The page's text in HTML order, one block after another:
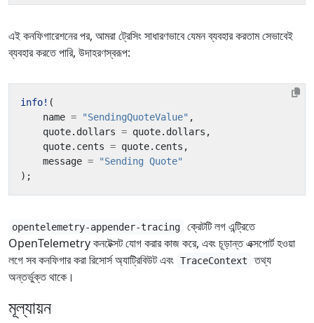
এই কনফিগারেশনের পর, আমরা ট্রেসিং সাধারণভাবে যেমন ব্যবহার করতাম সেভাবেই
ব্যবহার করতে পারি, উদাহরণস্বরূপ:
info! (
name = "SendingQuoteValue" ,
quote. dollars = quote. dollars ,
quote. cents = quote. cents ,
message =
"Sending Quote"
);
opentelemetry-appender-tracing
ক্রেটটি লগ এন্ট্রিতে
OpenTelemetry কনটেক্সট যোগ করার কাজ করে, এবং চূড়ান্ত এক্সপোর্ট হওয়া
লগে সব কনফিগার করা রিসোর্স অ্যাট্রিবিউট এবং TraceContext
তথ্য
অন্তর্ভুক্ত থাকে।
মূল্যায়ন